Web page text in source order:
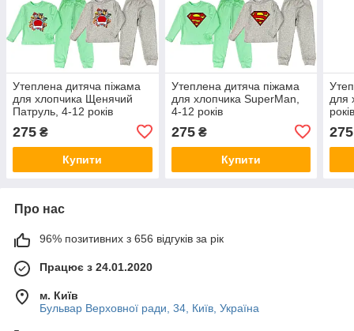
Утеплена дитяча піжама
для хлопчика Щенячий
Патруль, 4-12 років
275 ₴
Купити
Утеплена дитяча піжама
для хлопчика SuperMan,
4-12 років
275₴
Купити
для
275
Про нас
96% позитивних з 656 відгуків за рік
Працює з 24.01.2020
м. Київ
Бульвар Верховної ради, 34, Київ, Україна